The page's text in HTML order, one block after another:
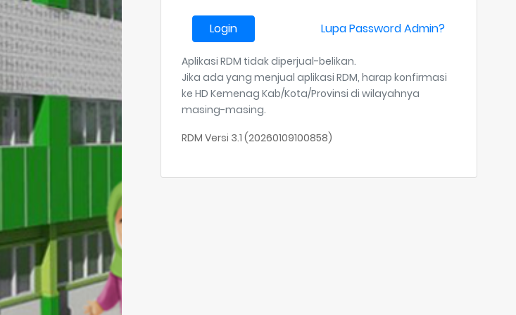
Login Lupa Password Admin?
Aplikasi RDM tidak diperjual-belikan.
Jika ada yang menjual aplikasi RDM, harap konfirmasi
ke HD Kemenag Kab/Kota/Provinsi di wilayahnya
masing-masing.
RDM Versi 3.1 (20260109100858)